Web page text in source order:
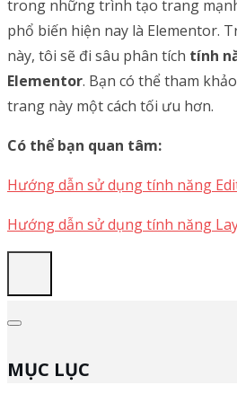
trong những trình tạo trang
phổ biến hiện nay là Elementor.
này, tôi sẽ đi sâu phân tích tính
Elementor. Bạn có thể tham
trang này một cách tối ưu hơn.
Có thể bạn quan tâm:
Hướng dẫn sử dụng tính năng
Hướng dẫn sử dụng tính năng
MỤC LỤC